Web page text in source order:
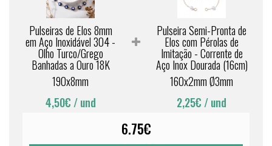
Pulseiras de Elos 8mm
em Aço Inoxidável 304 -
Olho Turco/Grego
Banhadas a Ouro 18K
190x8mm
4,50€ / und
Pulseira Semi-Pronta de
Elos com Pérolas de
Imitação - Corrente de
Aço Inox Dourada (16cm)
160x2mm Ø3mm
2,25€ / und
6.75€